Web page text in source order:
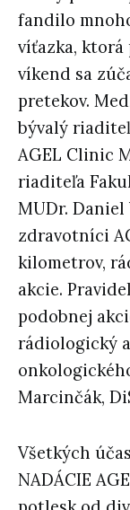
fandilo
víťazka, ktorá
víkend sa
pretekov.
bývalý
AGEL Clinic
riaditeľa
MUDr. Daniel
zdravotníci
kilometrov,
akcie.
podobnej
rádiologický
Marcinčák,
Všetkých
NADÁCIE